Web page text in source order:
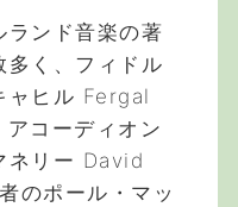
ランド音楽の著
多く、フィドル
ャヒル Fergal
コーディオン
ネリー David
のポール・マッ